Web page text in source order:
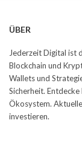
ÜBER
Jederzeit Digital ist
Blockchain und
Wallets und
Sicherheit.
Ökosystem.
investieren.